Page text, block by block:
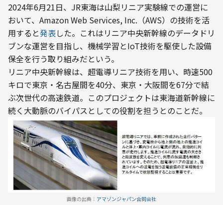
2024年6月21日、JR東海は山梨リニア実験線での運営に
おいて、Amazon Web Services, Inc.（AWS）の技術を活
用すると発表した。これはリニア中央新幹線のデータドリ
ブンな運営を目指し、機械学習とIoT技術を駆使した設備
保全を行う取り組みだという。
リニア中央新幹線は、超電導リニア技術を用い、時速500
キロで東京・名古屋間を40分、東京・大阪間を67分で結
ぶ次世代の高速鉄道。このプロジェクトは東海道新幹線に
続く大動脈のバイパスとしての役割を担うとのことだ。
画像の出典： アマゾンジャパン合同会社